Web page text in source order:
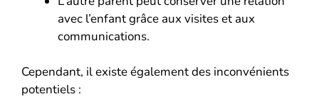
avec l’enfant grâce aux visites et aux
communications.
Cependant, il existe également des inconvénients
potentiels :